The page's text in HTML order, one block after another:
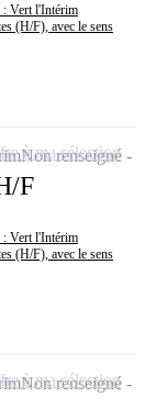
Vert l'Intérim
(H/F), avec le sens
F
Vert l'Intérim
(H/F), avec le sens
Non renseigné
à ma sélection
Non renseigné
à ma sélection